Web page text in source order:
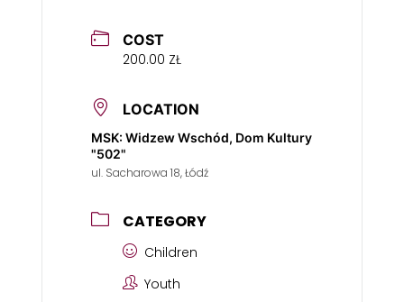
COST
200.00 ZŁ
LOCATION
MSK: Widzew Wschód, Dom Kultury
"502"
ul. Sacharowa 18, Łódź
CATEGORY
Children
Youth